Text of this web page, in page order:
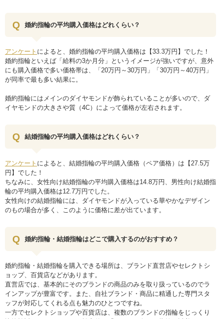
婚約指輪の平均購入価格はどれくらい？
アンケート によると、婚約指輪の平均購入価格は【33.3万円】でした！
婚約指輪といえば「給料の3か月分」というイメージが強いですが、意外
にも購入価格で多い価格帯は、「20万円～30万円」「30万円～40万円」
が同率で最も多い結果に。
婚約指輪にはメインのダイヤモンドが飾られていることが多いので、ダ
イヤモンドの大きさや質（4C）によって価格が左右されます。
結婚指輪の平均購入価格はどれくらい？
アンケート によると、結婚指輪の平均購入価格（ペア価格）は【27.5万
円】でした！
ちなみに、女性向け結婚指輪の平均購入価格は14.8万円、男性向け結婚指
輪の平均購入価格は12.7万円でした。
女性向けの結婚指輪には、ダイヤモンドが入っている華やかなデザイン
のもの場合が多く、このように価格に差が出ています。
婚約指輪・結婚指輪はどこで購入するのがおすすめ？
婚約指輪・結婚指輪を購入できる場所は、ブランド直営店やセレクトシ
ョップ、百貨店などがあります。
直営店では、基本的にそのブランドの商品のみを取り扱っているのでラ
インアップが豊富です。また、自社ブランド・商品に精通した専門スタ
ッフが対応してくれる点も魅力のひとつですね。
一方でセレクトショップや百貨店は、複数のブランドの指輪をじっくり